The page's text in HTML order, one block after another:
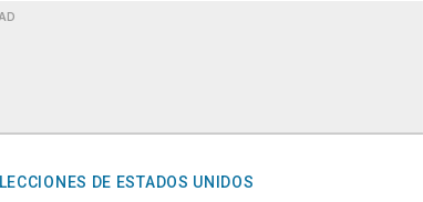
DE ESTADOS UNIDOS